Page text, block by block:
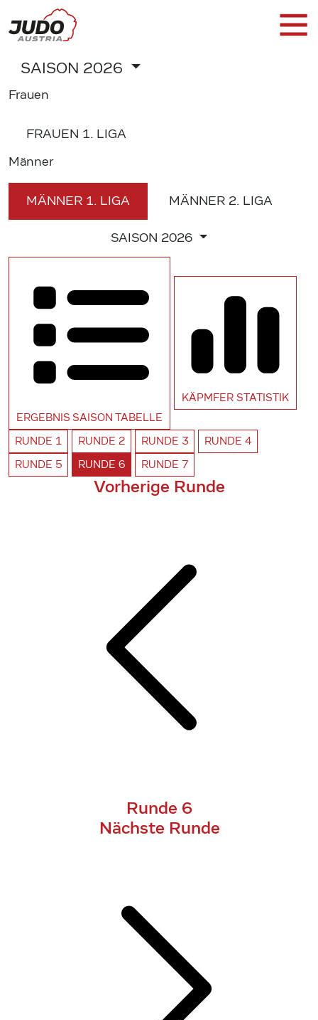
SAISON 2026
Frauen
FRAUEN 1. LIGA
Männer
MÄNNER 1. LIGA MÄNNER 2. LIGA
SAISON 2026
ERGEBNIS SAISON TABELLE
KÄPMFER STATISTIK
RUNDE 1 RUNDE 2 RUNDE 3 RUNDE 4
RUNDE 5 RUNDE 6 RUNDE 7
Vorherige Runde
Runde 6
Nächste Runde